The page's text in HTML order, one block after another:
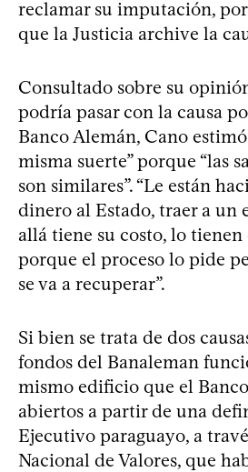
reclamar su imputación,
que la Justicia archive la
Consultado sobre su
podría pasar con la causa
Banco Alemán, Cano
misma suerte” porque “las
son similares”. “Le están
dinero al Estado, traer a un
allá tiene su costo, lo tienen
porque el proceso lo pide
se va a recuperar”.
Si bien se trata de dos
fondos del Banaleman
mismo edificio que el
abiertos a partir de una
Ejecutivo paraguayo, a
Nacional de Valores, que